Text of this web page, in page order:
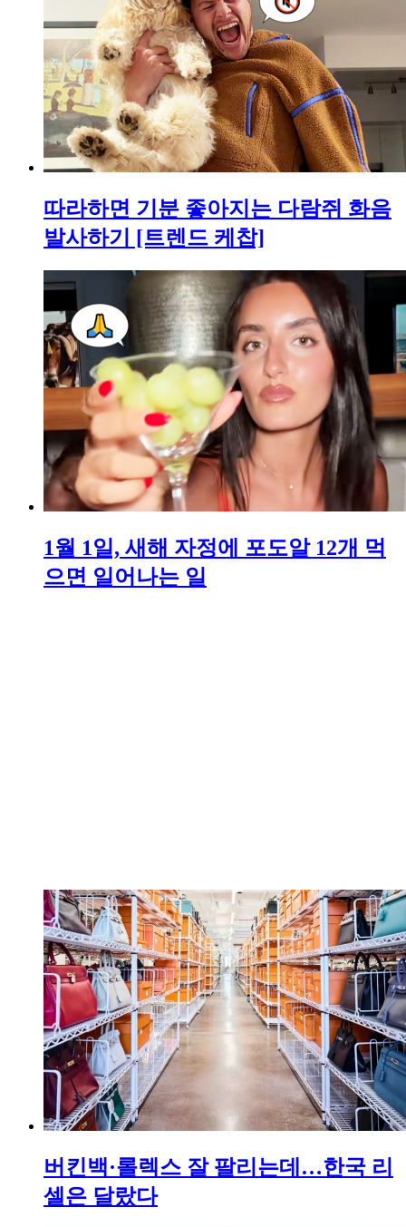
따라하면 기분 좋아지는 다람쥐 화음
발사하기 [트렌드 케찹]
1월 1일, 새해 자정에 포도알 12개 먹
으면 일어나는 일
버킨백·롤렉스 잘 팔리는데…한국 리
셀은 달랐다